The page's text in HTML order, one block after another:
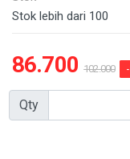
Stok lebih dari 100
86.700 102.000
Qty